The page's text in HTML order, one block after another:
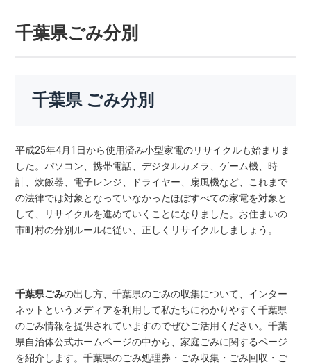
千葉県ごみ分別
千葉県 ごみ分別
平成25年4月1日から使用済み小型家電のリサイクルも始まりま
した。パソコン、携帯電話、デジタルカメラ、ゲーム機、時
計、炊飯器、電子レンジ、ドライヤー、扇風機など、これまで
の法律では対象となっていなかったほぼすべての家電を対象と
して、リサイクルを進めていくことになりました。お住まいの
市町村の分別ルールに従い、正しくリサイクルしましょう。
千葉県ごみの出し方、千葉県のごみの収集について、インター
ネットというメディアを利用して私たちにわかりやすく千葉県
のごみ情報を提供されていますのでぜひご活用ください。千葉
県自治体公式ホームページの中から、家庭ごみに関するページ
を紹介します。千葉県のごみ処理券・ごみ収集・ごみ回収・ご